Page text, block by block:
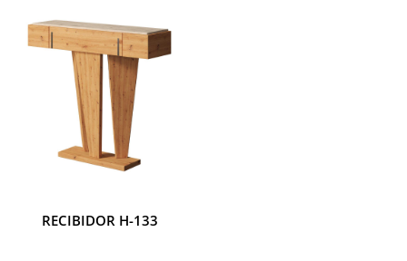
RECIBIDOR H-133